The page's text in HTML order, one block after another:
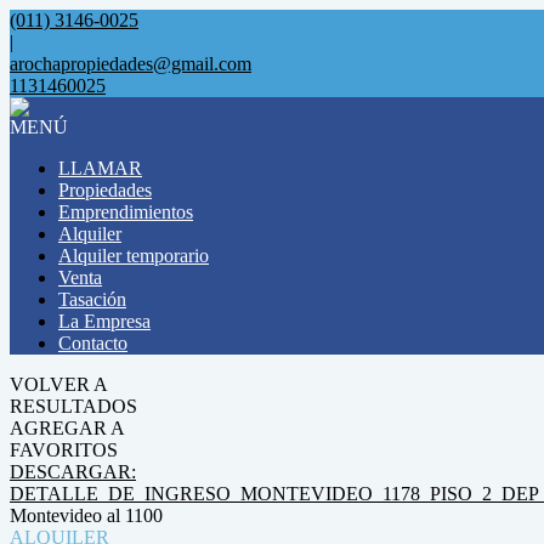
(011) 3146-0025
|
arochapropiedades@gmail.com
1131460025
MENÚ
LLAMAR
Propiedades
Emprendimientos
Alquiler
Alquiler temporario
Venta
Tasación
La Empresa
Contacto
VOLVER A
RESULTADOS
AGREGAR A
FAVORITOS
DESCARGAR:
Montevideo al 1100
ALQUILER